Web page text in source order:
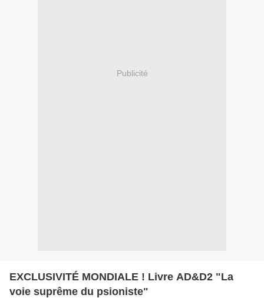
Publicité
EXCLUSIVITÉ MONDIALE ! Livre AD&D2 "La
voie suprême du psioniste"